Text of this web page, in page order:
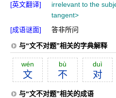
[英文翻译]
irrelevant to the
tangent>
[成语谜面]
答非所问
与“文不对题”相关的字典解释
wén
文
bù
不
duì
对
与“文不对题”相关的成语